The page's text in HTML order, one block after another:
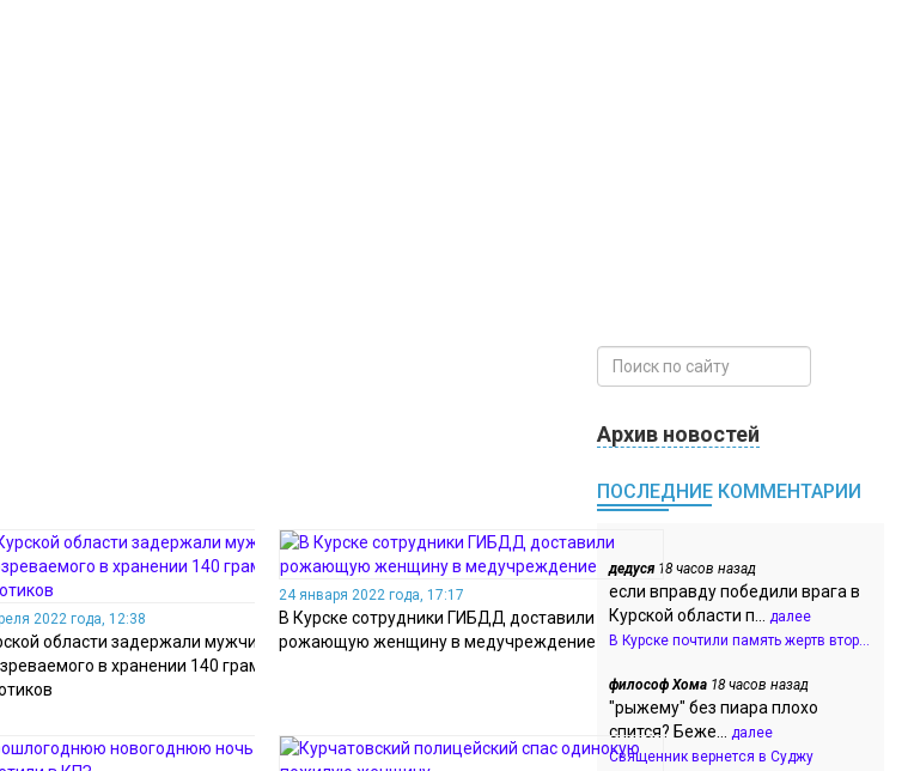
2022 года, 12:38
области задержали мужчину,
в хранении 140 грамм
24 января 2022 года, 17:17
В Курске сотрудники ГИБДД доставили
рожающую женщину в медучреждение
Архив новостей
ПОСЛЕДНИЕ КОММЕНТАРИИ
дедуся18 часов назад
если вправду победили врага в
Курской области п... далее
В Курске почтили память жертв втор...
философ Хома 18 часов назад
"рыжему" без пиара плохо
спится? Беже... далее
Священник вернется в Суджу